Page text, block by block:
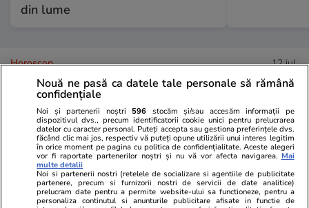
din lume
Horoscop 12 iul.
Luna Nouă din 14 iulie în zodia
Racului, un nou început pentru
suflet, familie și viața de acasă
Nouă ne pasă ca datele tale personale să rămână
confidențiale
Noi și partenerii noștri 596 stocăm și/sau accesăm informații pe
dispozitivul dvs., precum identificatorii cookie unici pentru prelucrarea
datelor cu caracter personal. Puteți accepta sau gestiona preferințele dvs.
făcând clic mai jos, respectiv vă puteți opune utilizării unui interes legitim
în orice moment pe pagina cu politica de confidențialitate. Aceste alegeri
vor fi raportate partenerilor noștri și nu vă vor afecta navigarea. Mai
multe detalii
Noi si partenerii nostri (retelele de socializare si agentiile de publicitate
partenere, precum si furnizorii nostri de servicii de date analitice)
prelucram date pentru a permite website-ului sa functioneze, pentru a
personaliza continutul si anunturile publicitare afisate in functie de